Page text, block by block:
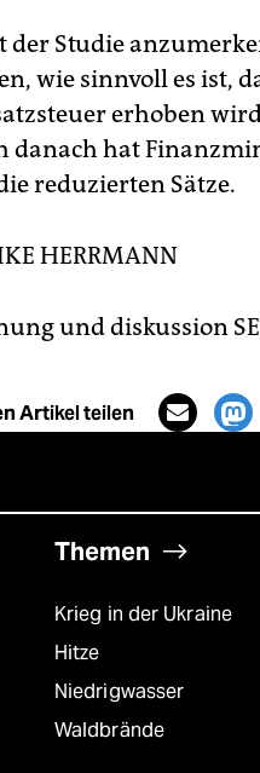
der Studie
wie sinnvoll es ist,
erhoben
danach hat
reduzierten Sätze.
HERRMANN
und diskussion
Artikel teilen
Themen
Krieg in der Ukraine
Hitze
Niedrigwasser
Waldbrände